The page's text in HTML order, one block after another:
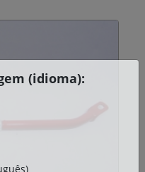
(idioma):